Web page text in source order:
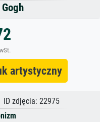
artystyczny
zdjęcia: 22975